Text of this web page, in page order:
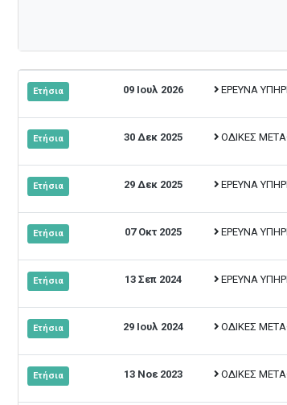
Ετήσια 09 Ιουλ 2026 ΕΡΕΥΝΑ
Ετήσια 30 Δεκ 2025 ΟΔΙΚΕΣ
Ετήσια 29 Δεκ 2025 ΕΡΕΥΝΑ
Ετήσια 07 Οκτ 2025 ΕΡΕΥΝΑ
Ετήσια 13 Σεπ 2024 ΕΡΕΥΝΑ
Ετήσια 29 Ιουλ 2024 ΟΔΙΚΕΣ
Ετήσια 13 Νοε 2023 ΟΔΙΚΕΣ